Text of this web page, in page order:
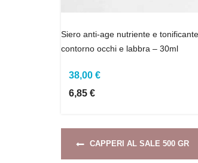
Siero anti-age nutriente e tonificante
contorno occhi e labbra – 30ml
38,00 €
6,85 €
CAPPERI AL SALE 500 GR